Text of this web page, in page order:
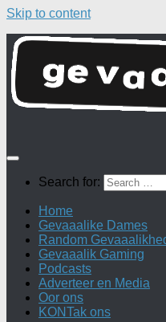
Skip to content
Search for:
Home
Gevaaalike Dames
Random
Gevaaalik Gaming
Podcasts
Adverteer en Media
Oor ons
KONTak ons